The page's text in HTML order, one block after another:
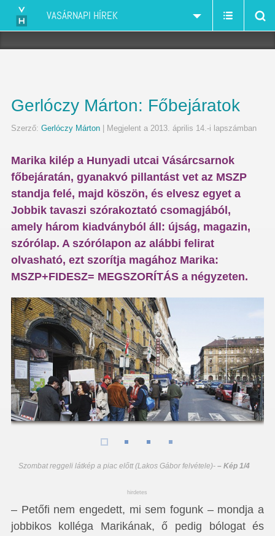
VASÁRNAPI HÍREK
Gerlóczy Márton: Főbejáratok
Szerző: Gerlóczy Márton| Megjelent a 2013. április 14.-i lapszámban
Marika kilép a Hunyadi utcai Vásárcsarnok
főbejáratán, gyanakvó pillantást vet az MSZP
standja felé, majd köszön, és elvesz egyet a
Jobbik tavaszi szórakoztató csomagjából,
amely három kiadványból áll: újság, magazin,
szórólap. A szórólapon az alábbi felirat
olvasható, ezt szorítja magához Marika:
MSZP+FIDESZ= MEGSZORÍTÁS a négyzeten.
Szombat reggeli látkép a piac előtt (Lakos Gábor felvétele)-– Kép 1/4
hirdetes
– Petőfi nem engedett, mi sem fogunk – mondja a
jobbikos kolléga Marikának, ő pedig bólogat és